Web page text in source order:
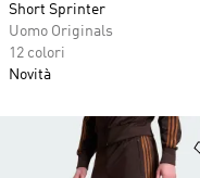
Short Sprinter
Uomo Originals
12 colori
Novità